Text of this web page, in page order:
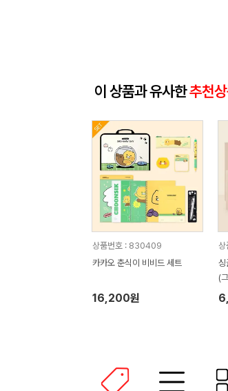
이 상품과 유사한추천
상품번호 : 830409
카카오 춘식이 비비드 세트
16,200원
싱
(